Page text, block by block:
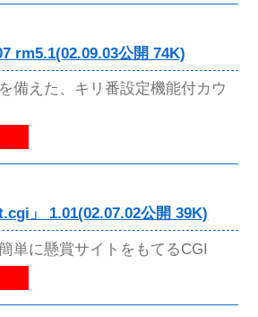
rm5.1(02.09.03公開 74K)
備えた、キリ番設定機能付カウ
」 1.01(02.07.02公開 39K)
単に懸賞サイトをもてるCGI